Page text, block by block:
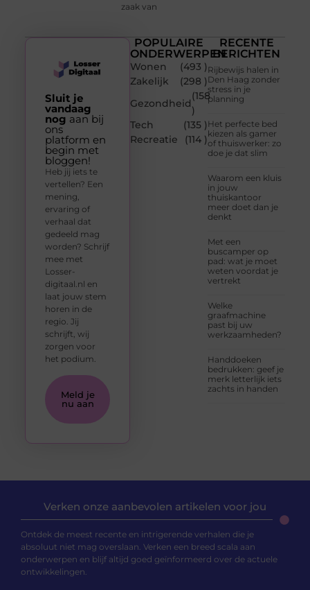
zaak van
POPULAIRE
ONDERWERPEN
Wonen
(493 )
Zakelijk
(298 )
Gezondheid
(158
)
Tech
(135 )
Recreatie
(114 )
RECENTE
BERICHTEN
Rijbewijs halen in
Den Haag zonder
stress in je
planning
Het perfecte bed
kiezen als gamer
of thuiswerker: zo
doe je dat slim
Waarom een kluis
in jouw
thuiskantoor
meer doet dan je
denkt
Met een
buscamper op
pad: wat je moet
weten voordat je
vertrekt
Welke
graafmachine
past bij uw
werkzaamheden?
Handdoeken
bedrukken: geef je
merk letterlijk iets
zachts in handen
Sluit je
vandaag
nog aan bij
ons
platform en
begin met
bloggen!
Heb jij iets te
vertellen? Een
mening,
ervaring of
verhaal dat
gedeeld mag
worden? Schrijf
mee met
Losser-
digitaal.nl en
laat jouw stem
horen in de
regio. Jij
schrijft, wij
zorgen voor
het podium.
Meld je
nu aan
Verken onze aanbevolen artikelen voor jou
Ontdek de meest recente en intrigerende verhalen die je
absoluut niet mag overslaan. Verken een breed scala aan
onderwerpen en blijf altijd goed geïnformeerd over de actuele
ontwikkelingen.